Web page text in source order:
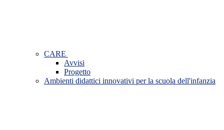
CARE
Avvisi
Progetto
Ambienti didattici innovativi per la scuola dell'infanzia